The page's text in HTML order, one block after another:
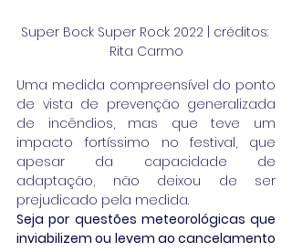
Super Bock Super Rock 2022 | créditos:
Rita Carmo
Uma medida compreensível do ponto
de vista de prevenção generalizada
de incêndios, mas que teve um
impacto fortíssimo no festival, que
apesar da capacidade de
adaptação, não deixou de ser
prejudicado pela medida.
Seja por questões meteorológicas que
inviabilizem ou levem ao cancelamento